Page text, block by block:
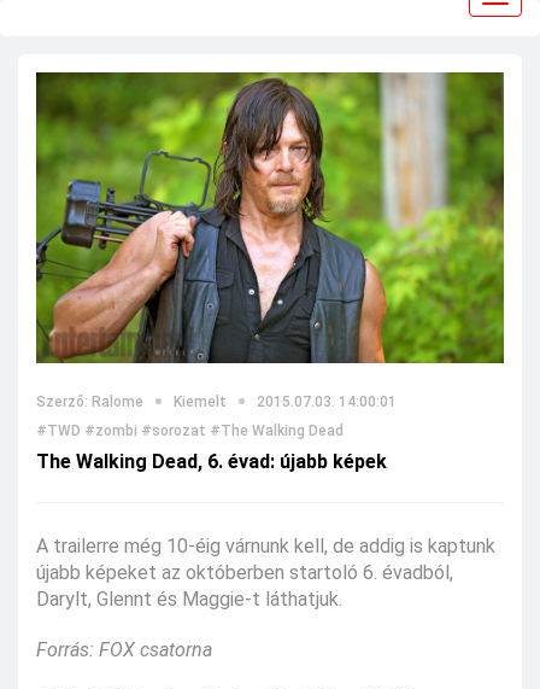
Szerző: Ralome Kiemelt
2015.07.03. 14:00:01
#TWD #zombi #sorozat #The Walking Dead
The Walking Dead, 6. évad: újabb képek
A trailerre még 10-éig várnunk kell, de addig is kaptunk
újabb képeket az októberben startoló 6. évadból,
Darylt, Glennt és Maggie-t láthatjuk.
Forrás: FOX csatorna